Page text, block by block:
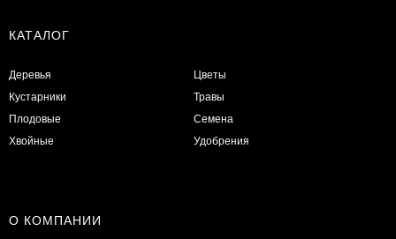
КАТАЛОГ
Деревья
Кустарники
Плодовые
Хвойные
Цветы
Травы
Семена
Удобрения
О КОМПАНИИ